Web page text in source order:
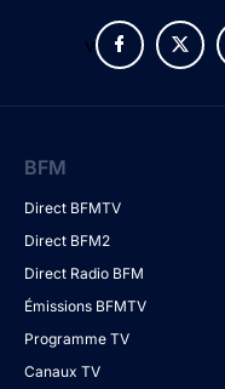
v
BFM
Direct BFMTV
Direct BFM2
Direct Radio BFM
Émissions BFMTV
Programme TV
Canaux TV